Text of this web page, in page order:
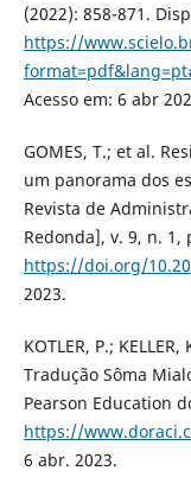
(2022): 858-871.
https://
Acesso em: 6 abr
GOMES, T.; et al.
um panorama dos
Revista de
Redonda], v. 9, n. 1,
https://doi.org/
2023.
KOTLER, P.;
Tradução Sôma
Pearson Education
https://
6 abr. 2023.